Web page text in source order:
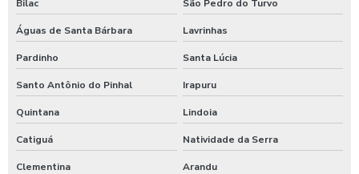
Bilac São Pedro do Turvo
Águas de Santa Bárbara Lavrinhas
Pardinho Santa Lúcia
Santo Antônio do Pinhal Irapuru
Quintana Lindoia
Catiguá Natividade da Serra
Clementina Arandu